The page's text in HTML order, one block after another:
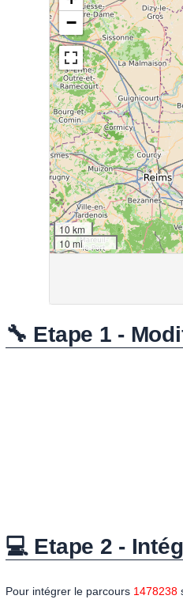
🔧 Etape 1 -
💻 Etape 2 -
Pour intégrer le parcours 1478238